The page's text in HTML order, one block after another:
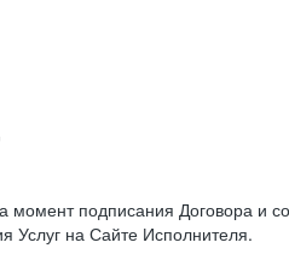
момент подписания Договора
Услуг на Сайте Исполнителя.